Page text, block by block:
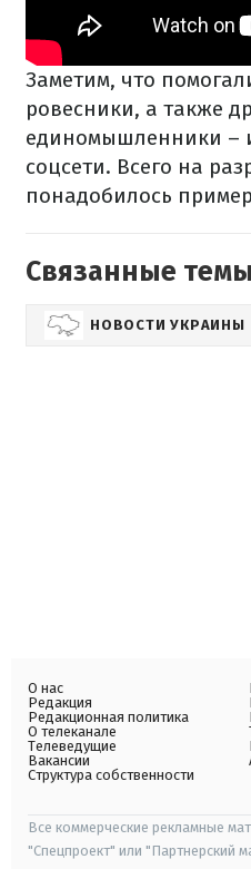
Заметим, что
ровесники, а также
единомышленники –
соцсети. Всего на
понадобилось
Связанные
НОВОСТИ УКРАИНЫ
О нас
Редакция
Редакционная политика
О телеканале
Телеведущие
Вакансии
Структура собственности
Все коммерческие рекламные
"Спецпроект" или "Партнерский